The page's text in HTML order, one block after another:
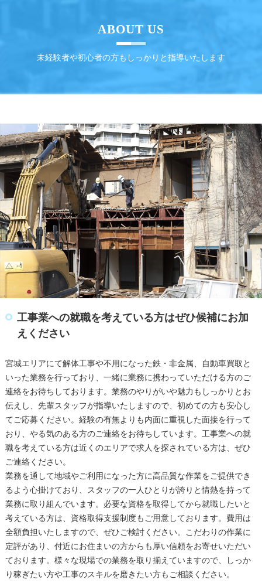
未経験者や初心者の方もしっかりと指導いたします
ABOUT US
工事業への就職を考えている方はぜひ候補にお加
えください
宮城エリアにて解体工事や不用になった鉄・非金属、自動車買取と
いった業務を行っており、一緒に業務に携わっていただける方のご
連絡をお待ちしております。業務のやりがいや魅力もしっかりとお
伝えし、先輩スタッフが指導いたしますので、初めての方も安心し
てご応募ください。経験の有無よりも内面に重視した面接を行って
おり、やる気のある方のご連絡をお待ちしています。工事業への就
職を考えている方は近くのエリアで求人を探されている方は、ぜひ
ご連絡ください。
業務を通して地域やご利用になった方に高品質な作業をご提供でき
るよう心掛けており、スタッフの一人ひとりが誇りと情熱を持って
業務に取り組んでいます。必要な資格を取得してから就職したいと
考えている方は、資格取得支援制度もご用意しております。費用は
全額負担いたしますので、ぜひご検討ください。こだわりの作業に
定評があり、付近にお住まいの方からも厚い信頼をお寄せいただい
ております。様々な現場での業務を取り揃えていますので、しっか
り稼ぎたい方や工事のスキルを磨きたい方もご相談ください。